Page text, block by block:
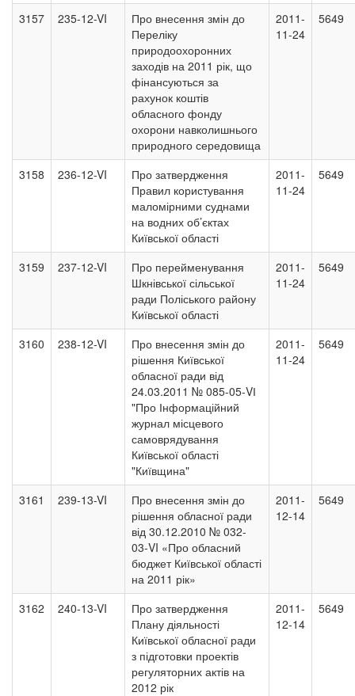
3157 235-12-VI
Про внесення змін до
Переліку
природоохоронних
заходів на 2011 рік, що
фінансуються за
рахунок коштів
обласного фонду
охорони навколишнього
природного середовища
2011-
11-24
5649
3158 236-12-VI
Про затвердження
Правил користування
маломірними суднами
на водних об’єктах
Київської області
2011-
11-24
5649
3159 237-12-VI
Про перейменування
Шкнівської сільської
ради Поліського району
Київської області
2011-
11-24
5649
3160 238-12-VI
Про внесення змін до
рішення Київської
обласної ради від
24.03.2011 № 085-05-VІ
"Про Інформаційний
журнал місцевого
самоврядування
Київської області
"Київщина"
2011-
11-24
5649
3161 239-13-VI
Про внесення змін до
рішення обласної ради
від 30.12.2010 № 032-
03-VI «Про обласний
бюджет Київської області
на 2011 рік»
2011-
12-14
5649
3162 240-13-VI
Про затвердження
Плану діяльності
Київської обласної ради
з підготовки проектів
регуляторних актів на
2012 рік
2011-
12-14
5649